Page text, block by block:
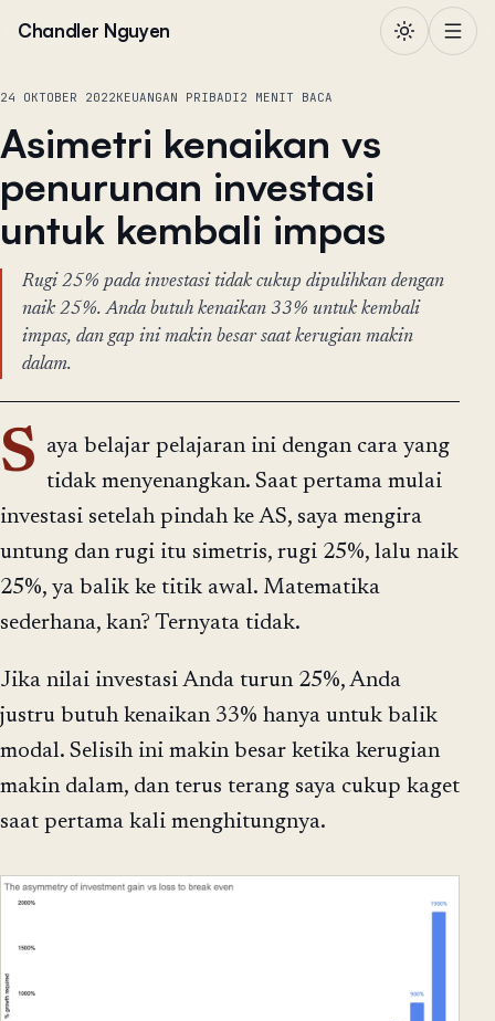
Chandler Nguyen
24 OKTOBER 2022KEUANGAN PRIBADI2 MENIT BACA
Asimetri kenaikan vs
penurunan investasi
untuk kembali impas
Rugi 25% pada investasi tidak cukup dipulihkan dengan
naik 25%. Anda butuh kenaikan 33% untuk kembali
impas, dan gap ini makin besar saat kerugian makin
dalam.
S aya belajar pelajaran ini dengan cara yang
tidak menyenangkan. Saat pertama mulai
investasi setelah pindah ke AS, saya mengira
untung dan rugi itu simetris, rugi 25%, lalu naik
25%, ya balik ke titik awal. Matematika
sederhana, kan? Ternyata tidak.
Jika nilai investasi Anda turun 25%, Anda
justru butuh kenaikan 33% hanya untuk balik
modal. Selisih ini makin besar ketika kerugian
makin dalam, dan terus terang saya cukup kaget
saat pertama kali menghitungnya.